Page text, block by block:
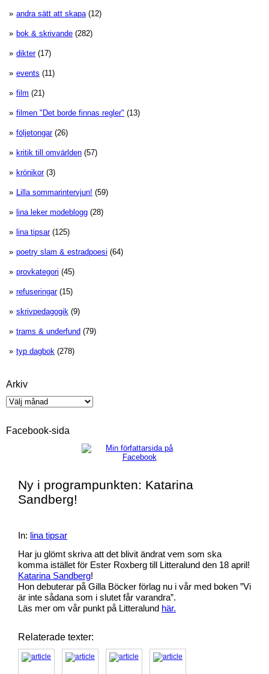
andra sätt att skapa(12)
bok & skrivande (282)
dikter(17)
events (11)
film (21)
filmen "Det borde finnas regler" (13)
följetongar(26)
kritik till omvärlden (57)
krönikor(3)
Lilla sommarintervjun! (59)
lina leker modeblogg (28)
lina tipsar(125)
poetry slam & estradpoesi (64)
provkategori (45)
refuseringar(15)
skrivpedagogik (9)
trams & underfund (79)
typ dagbok (278)
Arkiv
Arkiv
Facebook-sida
Ny i programpunkten: Katarina
Sandberg!
In: lina tipsar
Har ju glömt skriva att det blivit ändrat vem som ska
komma istället för Ester Roxberg till Litteralund den 18 april!
Katarina Sandberg!
Hon debuterar på Gilla Böcker förlag nu i vår med boken ”Vi
är inte sådana som i slutet får varandra”.
Läs mer om vår punkt på Litteralund här.
Relaterade texter: